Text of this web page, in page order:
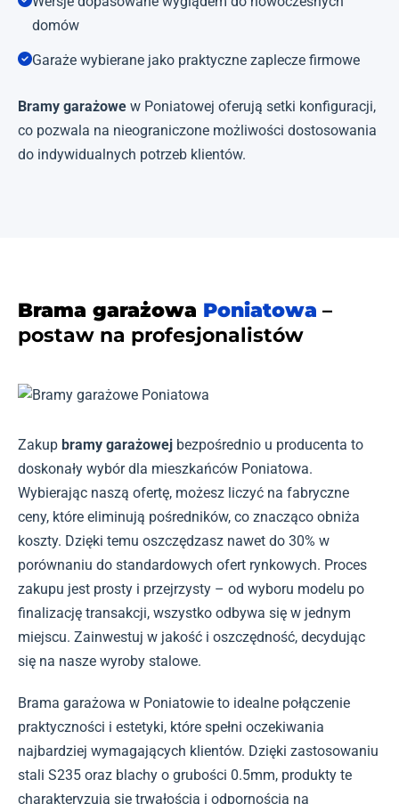
domów
Garaże wybierane jako praktyczne zaplecze firmowe
Bramy garażowe w Poniatowej oferują setki konfiguracji,
co pozwala na nieograniczone możliwości dostosowania
do indywidualnych potrzeb klientów.
Brama garażowa Poniatowa –
postaw na profesjonalistów
Zakup bramy garażowej bezpośrednio u producenta to
doskonały wybór dla mieszkańców Poniatowa.
Wybierając naszą ofertę, możesz liczyć na fabryczne
ceny, które eliminują pośredników, co znacząco obniża
koszty. Dzięki temu oszczędzasz nawet do 30% w
porównaniu do standardowych ofert rynkowych. Proces
zakupu jest prosty i przejrzysty – od wyboru modelu po
finalizację transakcji, wszystko odbywa się w jednym
miejscu. Zainwestuj w jakość i oszczędność, decydując
się na nasze wyroby stalowe.
Brama garażowa w Poniatowie to idealne połączenie
praktyczności i estetyki, które spełni oczekiwania
najbardziej wymagających klientów. Dzięki zastosowaniu
stali S235 oraz blachy o grubości 0.5mm, produkty te
charakteryzują się trwałością i odpornością na